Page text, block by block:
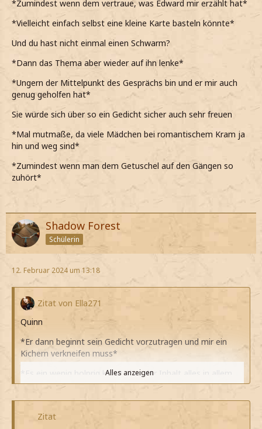
*Zumindest wenn dem vertraue, was Edward mir erzählt hat*
*Vielleicht einfach selbst eine kleine Karte basteln könnte*
Und du hast nicht einmal einen Schwarm?
*Dann das Thema aber wieder auf ihn lenke*
*Ungern der Mittelpunkt des Gesprächs bin und er mir auch
genug geholfen hat*
Sie würde sich über so ein Gedicht sicher auch sehr freuen
*Mal mutmaße, da viele Mädchen bei romantischem Kram ja
hin und weg sind*
*Zumindest wenn man dem Getuschel auf den Gängen so
zuhört*
Shadow Forest
Schülerin
12. Februar 2024 um 13:18
Zitat von Ella271
Quinn
*Er dann beginnt sein Gedicht vorzutragen und mir ein
Kichern verkneifen muss*
*Es ein wenig holprig klingt aber der Inhalt alles in allem
gut getroffen ist*
Alles anzeigen
Zitat